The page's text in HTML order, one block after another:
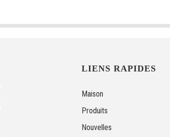
LIENS RAPIDES
Maison
Produits
Nouvelles